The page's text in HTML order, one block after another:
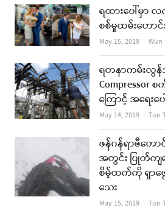
ရထားပေါ်မှာ
စစ်မှုထမ်းဟောင်
May 15, 2019 Wun
ရတနာကမ်းလွ
Compressor
ကြောင့် အရေးပ
May 14, 2019 Tun
ဖန်ဂန်ရာဇီတော
အတွင်း ပြုတ်က
စိမ့်ထက်ကို ရှာဖွ
သေး
May 15, 2019 Tun